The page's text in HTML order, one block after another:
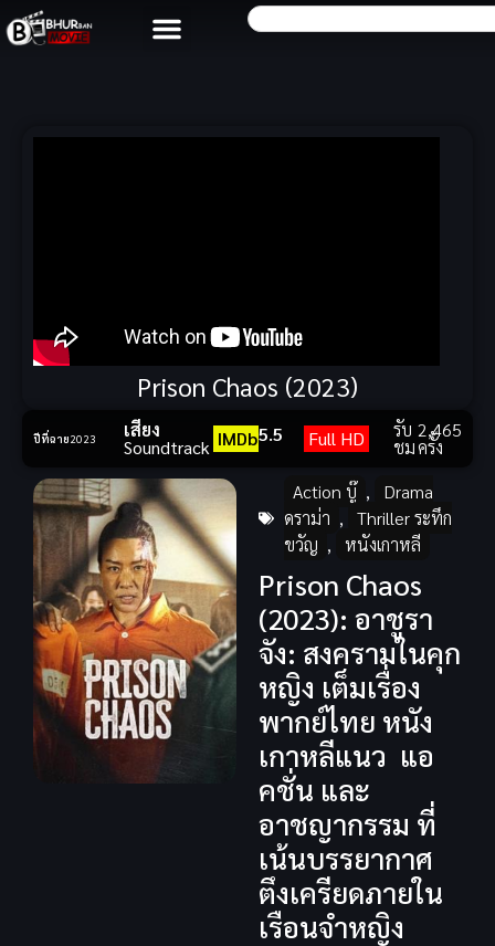
Prison Chaos (2023)
ปีที่ฉาย2023 เสียง
Soundtrack IMDb5.5 Full HD รับ
ชม
2,465
ครั้ง
Action บู๊ ,
Drama
ดราม่า ,
Thriller ระทึก
ขวัญ , หนังเกาหลี
Prison Chaos
(2023): อาชูรา
จัง: สงครามในคุก
หญิง เต็มเรื่อง
พากย์ไทย หนัง
เกาหลีแนว แอ
คชั่น และ
อาชญากรรม ที่
เน้นบรรยากาศ
ตึงเครียดภายใน
เรือนจำหญิง